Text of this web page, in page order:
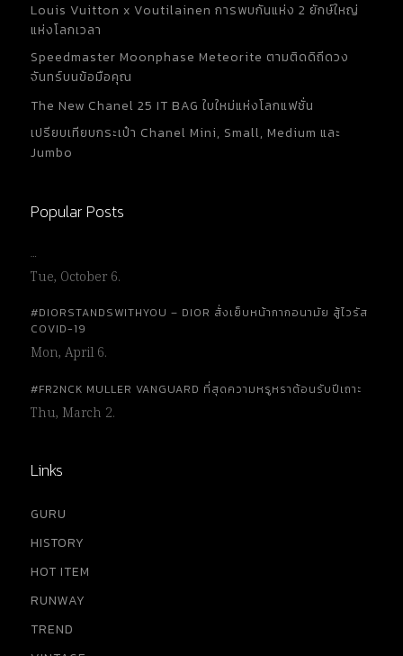
Louis Vuitton x Voutilainen การพบกันแห่ง 2 ยักษ์ใหญ่
แห่งโลกเวลา
Speedmaster Moonphase Meteorite ตามติดดิถีดวง
จันทร์บนข้อมือคุณ
The New Chanel 25 IT BAG ใบใหม่แห่งโลกแฟชั่น
เปรียบเทียบกระเป๋า Chanel Mini, Small, Medium และ
Jumbo
Popular Posts
…
Tue, October 6.
#DIORSTANDSWITHYOU – DIOR สั่งเย็บหน้ากากอนามัย สู้ไวรัส
COVID-19
Mon, April 6.
#FR2NCK MULLER VANGUARD ที่สุดความหรูหราต้อนรับปีเถาะ
Thu, March 2.
Links
GURU
HISTORY
HOT ITEM
RUNWAY
TREND